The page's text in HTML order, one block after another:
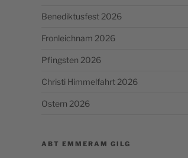
Benediktusfest 2026
Fronleichnam 2026
Pfingsten 2026
Christi Himmelfahrt 2026
Ostern 2026
ABT EMMERAM GILG